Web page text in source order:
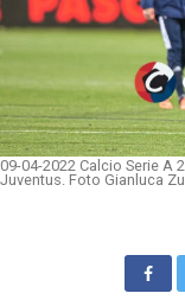
09-04-2022 Calcio Serie A
Juventus. Foto Gianluca